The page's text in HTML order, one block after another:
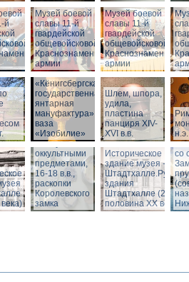
й
Музей боевой
славы 11-й
гвардейской
общевойсковой
Краснознаменной
армии
Музей боевой
славы 11-й
гвардейской
общевойсковой
Краснознаменной
армии
«Кёнигсбергская
государственная
янтарная
мануфактура» -
ваза
«Изобилие»
Шлем, шпора,
удила,
пластина
панциря XIV-
XVI в.в.
Шкатулка с
оккультными
предметами,
16-18 в.в.,
раскопки
Королевского
замка
Историческое
здание музея -
Штадтхалле.Руины
здания
Штадтхалле (2-я
половина ХХ века)
-
со